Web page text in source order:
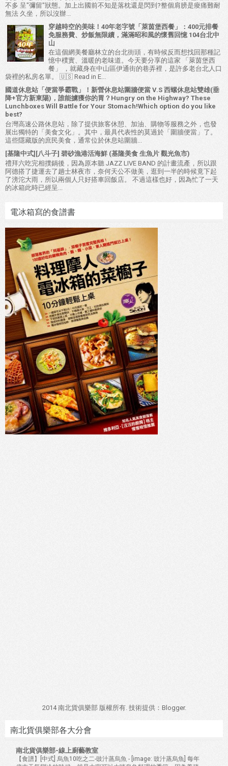
不多 呈"彌留"狀態。加上出國前不知是落枕還是閃到?整個肩膀是痠痛難耐
無法 久坐，所以沒辦...
穿越時空的美味！40年老字號「萊茵堡西餐」：400元排餐
免服務費、炒飯無限續，滿滿昭和風的懷舊回憶 104台北中
山
在這個網美餐廳林立的台北街頭，有時候反而想找回那種記
憶中樸實、溫暖的老味道。今天要分享的這家 「萊茵堡西
餐」 ，就藏身在中山區伊通街的巷弄裡，是許多老台北人口
袋裡的私房名單。 🇺🇸 Read in E...
國道休息站「便當爭霸戰」！新營休息站圍牆便當 V.S 西螺休息站雙雄(垂
降+官方新東陽)，誰能擄獲你的胃？Hungry on the Highway? These
Lunchboxes Will Battle for Your Stomach!Which option do you like
best?
台灣高速公路休息站，除了提供旅客休憩、加油、購物等服務之外，也發
展出獨特的「美食文化」。其中，最具代表性的莫過於「圍牆便當」了。
這些隱藏版的庶民美食，通常位於休息站圍牆...
[基隆中式][八斗子] 碧砂漁港活海鮮 (基隆美食 生魚片 觀光魚市)
禮拜六吃完相撲鍋後，因為原本聽 JAZZ LIVE BAND 的計畫流產，所以跟
阿德搭了捷運去了趟士林夜市，奈何天公不做美，逛到一半的時候竟下起
了滂沱大雨，所以兩個人只好搭車回飯店。 不過這樣也好，因為忙了一天
的冰箱此時已經呈...
電冰箱寫的食譜書
2014 南北貨俱樂部 版權所有. 技術提供： Blogger.
南北貨俱樂部各大分會
南北貨俱樂部-線上廚藝教室
【食譜】[中式] 烏魚10吃之二-豉汁蒸烏魚 - [image: 豉汁蒸烏魚] 每年